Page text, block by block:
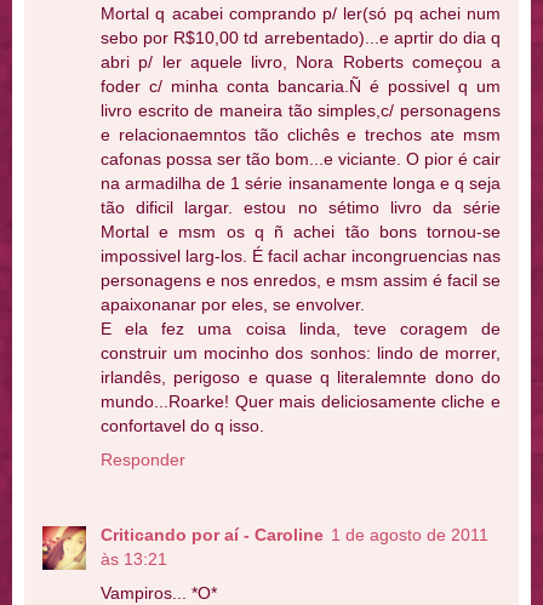
Mortal q acabei comprando p/ ler(só pq achei num
sebo por R$10,00 td arrebentado)...e aprtir do dia q
abri p/ ler aquele livro, Nora Roberts começou a
foder c/ minha conta bancaria.Ñ é possivel q um
livro escrito de maneira tão simples,c/ personagens
e relacionaemntos tão clichês e trechos ate msm
cafonas possa ser tão bom...e viciante. O pior é cair
na armadilha de 1 série insanamente longa e q seja
tão dificil largar. estou no sétimo livro da série
Mortal e msm os q ñ achei tão bons tornou-se
impossivel larg-los. É facil achar incongruencias nas
personagens e nos enredos, e msm assim é facil se
apaixonanar por eles, se envolver.
E ela fez uma coisa linda, teve coragem de
construir um mocinho dos sonhos: lindo de morrer,
irlandês, perigoso e quase q literalemnte dono do
mundo...Roarke! Quer mais deliciosamente cliche e
confortavel do q isso.
Responder
Criticando por aí - Caroline 1 de agosto de 2011
às 13:21
Vampiros... *O*